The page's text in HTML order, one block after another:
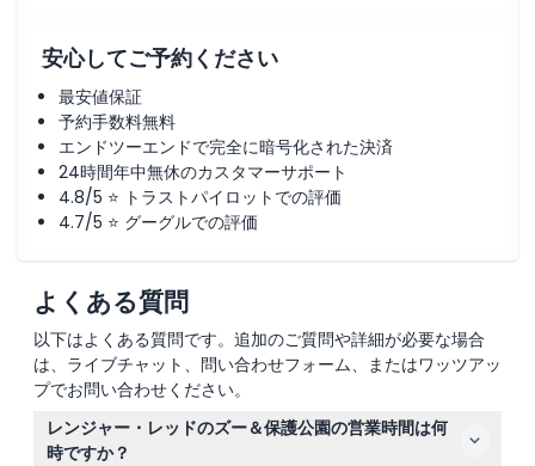
安心してご予約ください
最安値保証
予約手数料無料
エンドツーエンドで完全に暗号化された決済
24時間年中無休のカスタマーサポート
4.8/5 ⭐ トラストパイロットでの評価
4.7/5 ⭐ グーグルでの評価
よくある質問
以下はよくある質問です。追加のご質問や詳細が必要な場合
は、ライブチャット、問い合わせフォーム、またはワッツアッ
プでお問い合わせください。
レンジャー・レッドのズー＆保護公園の営業時間は何
時ですか？